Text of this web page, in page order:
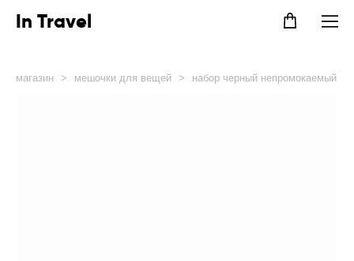
In Travel
магазин > мешочки для вещей > набор черный непромокаемый